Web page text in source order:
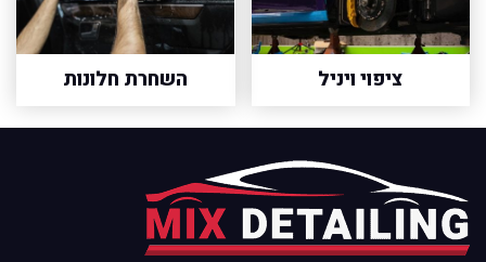
ציפוי ויניל השחרת חלונות